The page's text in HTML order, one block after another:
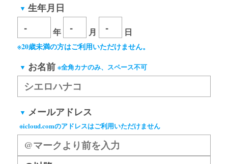
▼ 生年月日
年 月 日
※20歳未満の方はご利用いただけません。
▼ お名前 ※全角カナのみ、スペース不可
▼ メールアドレス
※icloud.comのアドレスはご利用いただけません